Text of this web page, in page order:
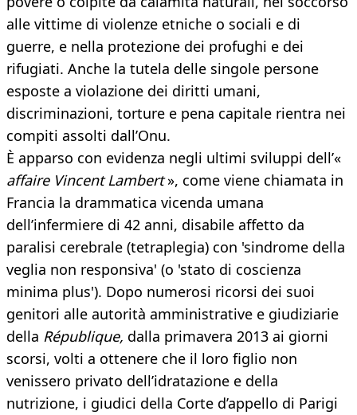
alle vittime di violenze etniche o sociali e di
guerre, e nella protezione dei profughi e dei
rifugiati. Anche la tutela delle singole persone
esposte a violazione dei diritti umani,
discriminazioni, torture e pena capitale rientra nei
compiti assolti dall’Onu.
È apparso con evidenza negli ultimi sviluppi dell’«
affaire Vincent Lambert», come viene chiamata in
Francia la drammatica vicenda umana
dell’infermiere di 42 anni, disabile affetto da
paralisi cerebrale (tetraplegia) con 'sindrome della
veglia non responsiva' (o 'stato di coscienza
minima plus'). Dopo numerosi ricorsi dei suoi
genitori alle autorità amministrative e giudiziarie
della République, dalla primavera 2013 ai giorni
scorsi, volti a ottenere che il loro figlio non
venissero privato dell’idratazione e della
nutrizione, i giudici della Corte d’appello di Parigi